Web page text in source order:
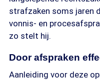
strafzaken soms jaren
vonnis- en
zo stelt hij.
Door afspraken
Aanleiding voor deze